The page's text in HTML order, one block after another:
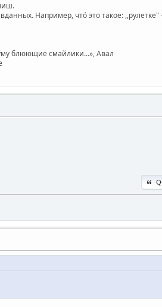
Например, чтó это такое:
блюющие смайлики...», Авал